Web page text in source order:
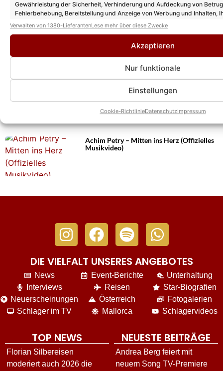
Gewährleistung der Sicherheit, Verhinderung und Aufdeckung von
Fehlerbehebung, Bereitstellung und Anzeige von Werbung und Inhalten,
Entscheidungen zum Datenschutz speichern und übermitteln.
Verwalten von 1380-LieferantenLese mehr über diese Zwecke
Akzeptieren
Nur funktionale
Einstellungen
Cookie-RichtlinieDatenschutzImpressum
Drews und Lucas Cordalis: „Es ist wie ein
Befreiungsschlag“
Schlagernacht am Kalkberg 2027 mit
Matthias Reim, Heino & weiteren klasse
Achim Petry – Mitten ins Herz (Offizielles
Musikvideo)
DIE VIELFALT UNSERES ANGEBOTES
News
Interviews
Neuerscheinungen
Schlager im TV
Event-Berichte
Reisen
Österreich
Mallorca
Unterhaltung
Star-Biografien
Fotogalerien
Schlagervideos
TOP NEWS
Florian Silbereisen
moderiert auch 2026 die
NEUESTE BEITRÄGE
Andrea Berg feiert mit
neuem Song TV-Premiere